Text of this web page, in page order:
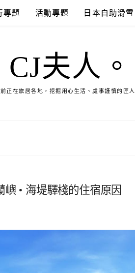
專題 活動專題 日本自助滑雪
CJ夫人。
正在旅居各地，挖掘用心生活、處事謹慎的匠
• 海堤驛棧的住宿原因